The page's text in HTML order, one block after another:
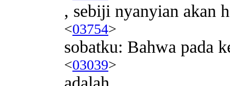
, sebiji nyanyian akan
<03754>
sobatku: Bahwa pada
<03039>